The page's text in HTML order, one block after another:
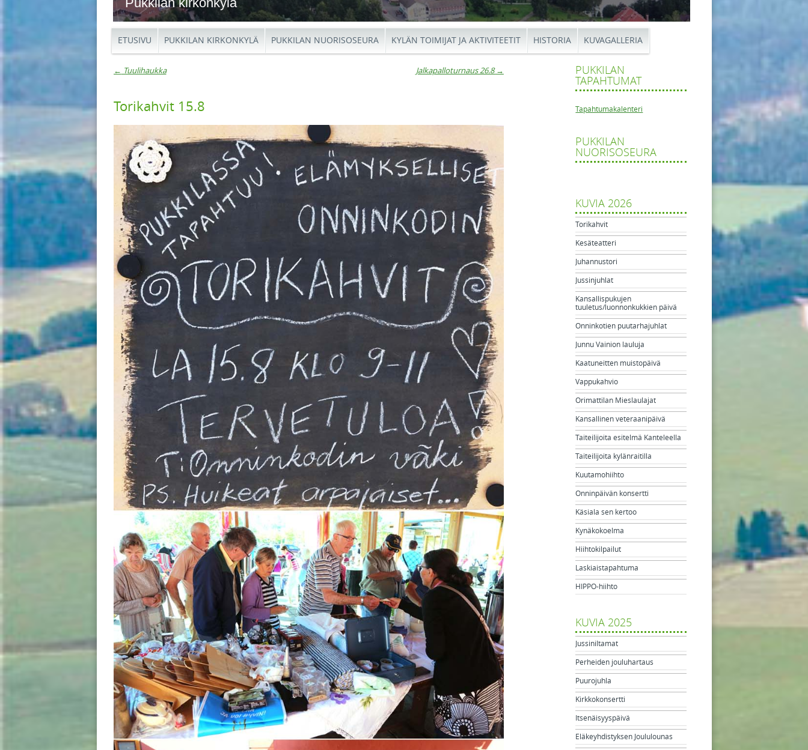
ETUSIVU PUKKILAN KIRKONKYLÄ PUKKILAN NUORISOSEURA KYLÄN TOIMIJAT JA AKTIVITEETIT HISTORIA KUVAGALLERIA
← Tuulihaukka Jalkapalloturnaus 26.8 →
Torikahvit 15.8
Artikkelien navigaatio
Jalkapalloturnaus
PUKKILAN
TAPAHTUMAT
Tapahtumakalenteri
PUKKILAN
NUORISOSEURA
KUVIA 2026
Torikahvit
Kesäteatteri
Juhannustori
Jussinjuhlat
Kansallispukujen
tuuletus/luonnonkukkien päivä
Onninkotien puutarhajuhlat
Junnu Vainion lauluja
Kaatuneitten muistopäivä
Vappukahvio
Orimattilan Mieslaulajat
Kansallinen veteraanipäivä
Taiteilijoita esitelmä Kanteleella
Taiteilijoita kylänraitilla
Kuutamohiihto
Onninpäivän konsertti
Käsiala sen kertoo
Kynäkokoelma
Hiihtokilpailut
Laskiaistapahtuma
HIPPO-hiihto
KUVIA 2025
Jussiniltamat
Perheiden jouluhartaus
Puurojuhla
Kirkkokonsertti
Itsenäisyyspäivä
Eläkeyhdistyksen Joululounas